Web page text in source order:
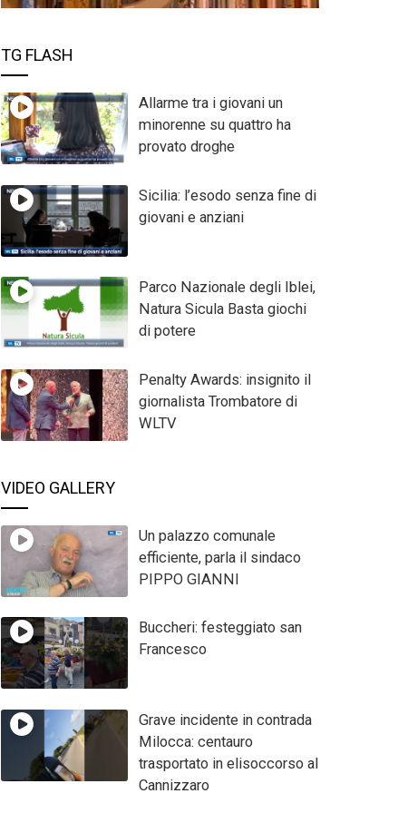
TG FLASH
Allarme tra i giovani un
minorenne su quattro ha
provato droghe
Sicilia: l’esodo senza fine di
giovani e anziani
Parco Nazionale degli Iblei,
Natura Sicula Basta giochi
di potere
Penalty Awards: insignito il
giornalista Trombatore di
WLTV
VIDEO GALLERY
Un palazzo comunale
efficiente, parla il sindaco
PIPPO GIANNI
Buccheri: festeggiato san
Francesco
Grave incidente in contrada
Milocca: centauro
trasportato in elisoccorso al
Cannizzaro